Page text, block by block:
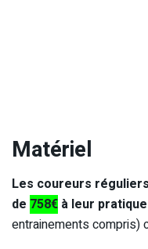
Matériel
Les coureurs
de 758€ à leur pratique
entrainements compris)